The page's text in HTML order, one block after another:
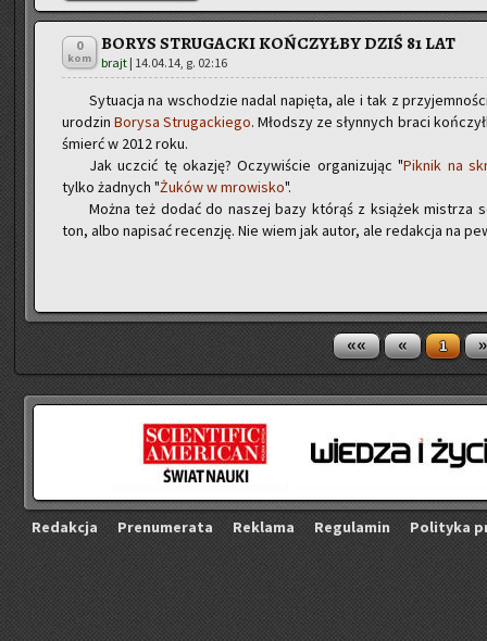
0
kom
BORYS STRUGACKI KOŃCZYŁBY DZIŚ 81 LAT
brajt | 14.04.14, g. 02:16
Sy­tu­acja na wscho­dzie nadal na­pię­ta, ale i tak z
uro­dzinBo­ry­sa Stru­gac­kie­go. Młod­szy ze słyn­nych braci
śmierć w 2012 roku.
Jak uczcić tę oka­zję? Oczy­wi­ście or­ga­ni­zu­jąc "Pik­nik na
tylko żad­nych "Żuków w mro­wi­sko".
Można też dodać do na­szej bazy któ­rąś z ksią­żek mi­strza
ton, albo na­pi­sać re­cen­zję. Nie wiem jak autor, ale re­dak­cja na
«« « 1 »
Re­dak­cja Pre­nu­me­ra­ta Re­kla­ma Re­gu­la­min Po­li­ty­ka